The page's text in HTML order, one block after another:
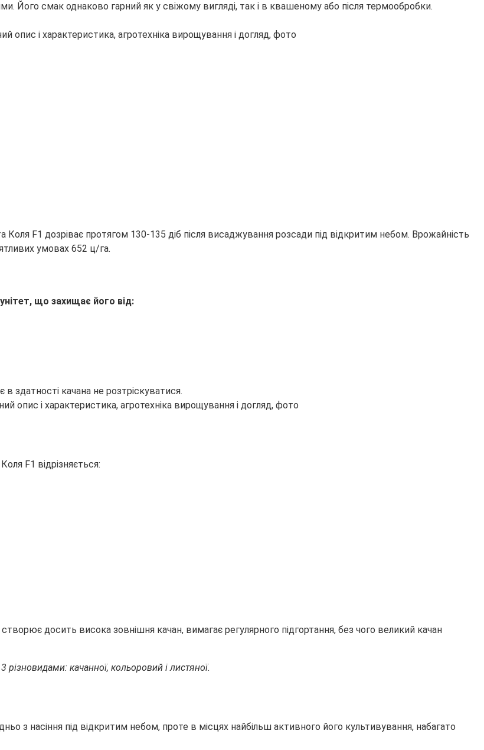
Його смак однаково гарний як у свіжому вигляді, так і в квашеному або після термообробки.
F1 дозріває протягом 130-135 діб після висаджування розсади під відкритим небом. Врожайність
умовах 652 ц/га.
що захищає його від:
здатності качана не розтріскуватися.
F1 відрізняється:
створює досить висока зовнішня качан, вимагає регулярного підгортання, без чого великий качан
різновидами: качанної, кольоровий і листяної.
з насіння під відкритим небом, проте в місцях найбільш активного його культивування, набагато